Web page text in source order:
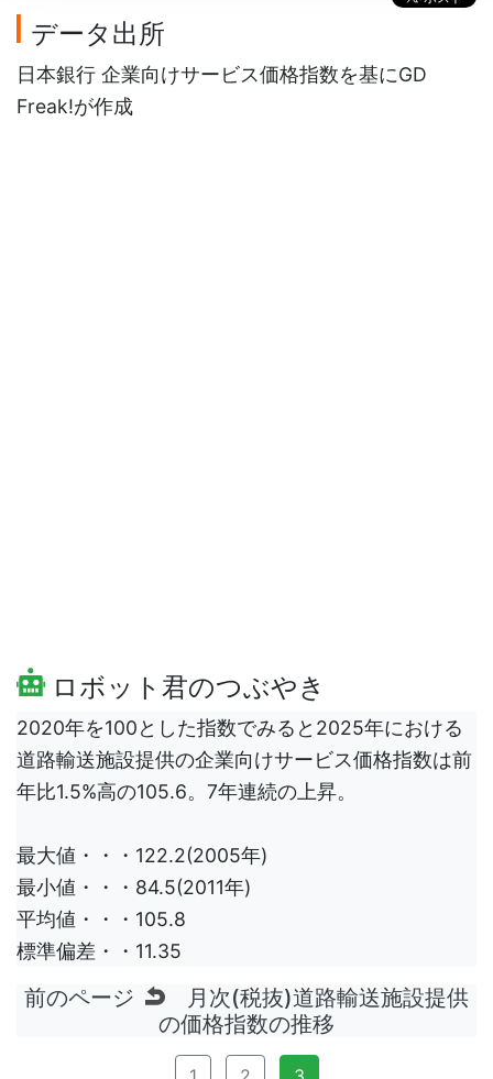
データ出所
日本銀行 企業向けサービス価格指数を基にGD
Freak!が作成
ロボット君のつぶやき
2020年を100とした指数でみると2025年における
道路輸送施設提供の企業向けサービス価格指数は前
年比1.5%高の105.6。7年連続の上昇。
最大値・・・122.2(2005年)
最小値・・・84.5(2011年)
平均値・・・105.8
標準偏差・・11.35
前のページ
月次(税抜)道路輸送施設提供
の価格指数の推移